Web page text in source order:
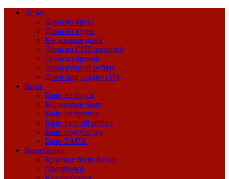
Дома
Дома из бруса
Дома из кедра
Каркасные дома
Дома из СИП-панелей
Дома из бревна
Дома ручной рубки
Дома под усадку (15)
Бани
Бани из бруса
Каркасные бани
Бани из бревна
Бани ручной рубки
Бани под усадку
Бани ТАНК
Бани бочки
Круглые бани бочки
Овалбочки